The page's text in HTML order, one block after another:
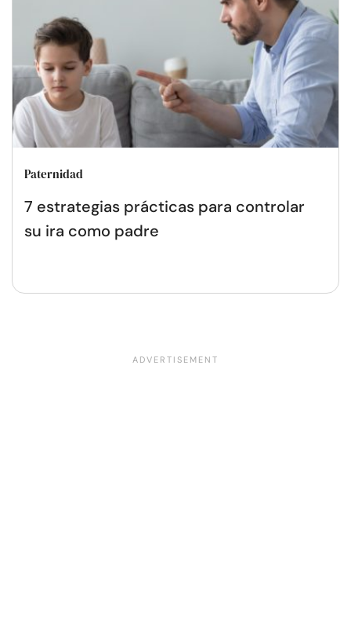
Paternidad
7 estrategias prácticas para controlar
su ira como padre